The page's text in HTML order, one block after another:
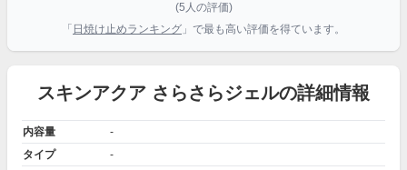
(5人の評価)
「 日焼け止めランキング 」で最も高い評価を得ています。
スキンアクア さらさらジェルの詳細情報
内容量
-
タイプ
-